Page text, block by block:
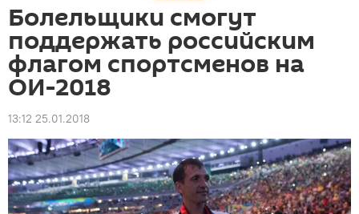
Болельщики смогут
поддержать российским
флагом спортсменов на
ОИ-2018
13:12 25.01.2018